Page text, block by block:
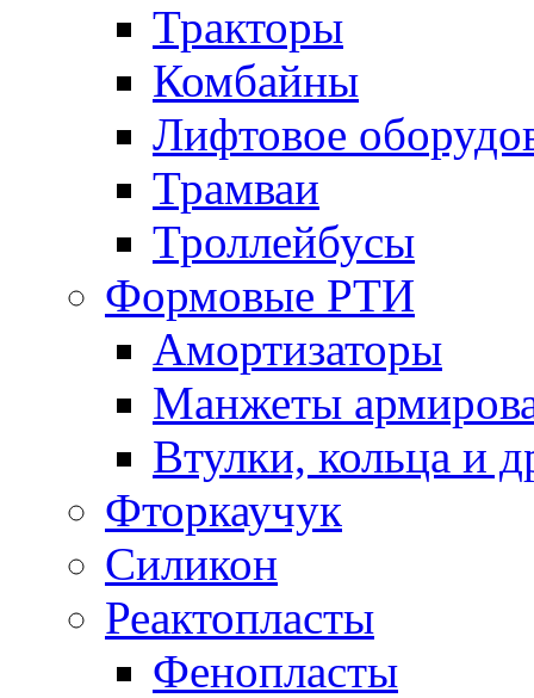
Тракторы
Комбайны
Лифтовое
Трамваи
Троллейбусы
Формовые РТИ
Амортизаторы
Манжеты
Втулки, кольца и
Фторкаучук
Силикон
Реактопласты
Фенопласты